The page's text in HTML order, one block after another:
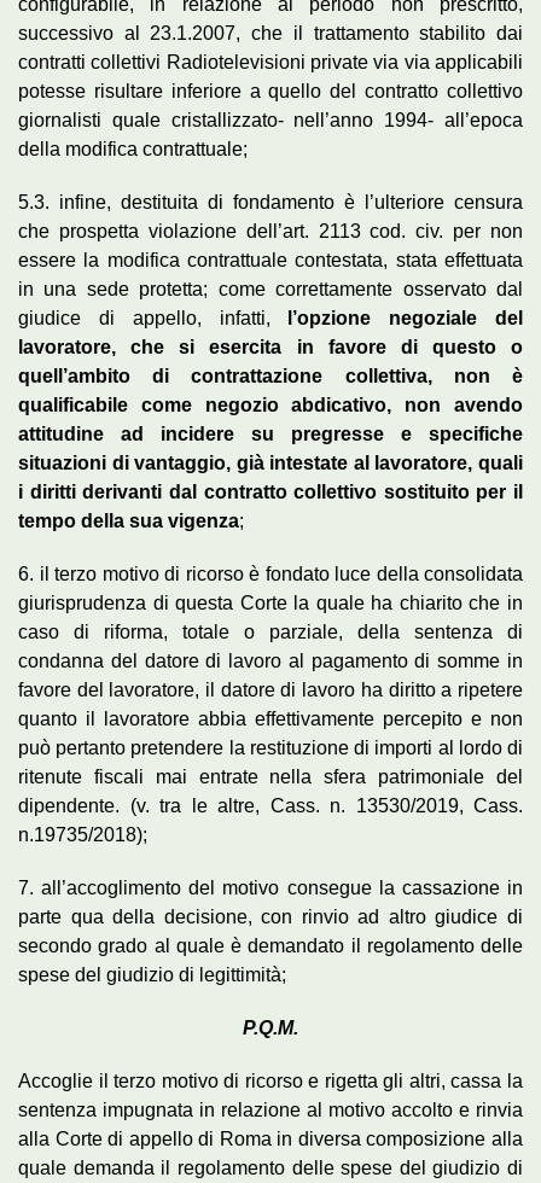
successivo al 23.1.2007, che il trattamento stabilito dai
contratti collettivi Radiotelevisioni private via via applicabili
potesse risultare inferiore a quello del contratto collettivo
giornalisti quale cristallizzato- nell’anno 1994- all’epoca
della modifica contrattuale;
5.3. infine, destituita di fondamento è l’ulteriore censura
che prospetta violazione dell’art. 2113 cod. civ. per non
essere la modifica contrattuale contestata, stata effettuata
in una sede protetta; come correttamente osservato dal
giudice di appello, infatti,
l’opzione negoziale del
lavoratore, che si esercita in favore di questo o
quell’ambito di contrattazione collettiva, non è
qualificabile come negozio abdicativo, non avendo
attitudine ad incidere su pregresse e specifiche
situazioni di vantaggio, già intestate al lavoratore, quali
i diritti derivanti dal contratto collettivo sostituito per il
tempo della sua vigenza;
6. il terzo motivo di ricorso è fondato luce della consolidata
giurisprudenza di questa Corte la quale ha chiarito che in
caso di riforma, totale o parziale, della sentenza di
condanna del datore di lavoro al pagamento di somme in
favore del lavoratore, il datore di lavoro ha diritto a ripetere
quanto il lavoratore abbia effettivamente percepito e non
può pertanto pretendere la restituzione di importi al lordo di
ritenute fiscali mai entrate nella sfera patrimoniale del
dipendente. (v. tra le altre, Cass. n. 13530/2019, Cass.
n.19735/2018);
7. all’accoglimento del motivo consegue la cassazione in
parte qua della decisione, con rinvio ad altro giudice di
secondo grado al quale è demandato il regolamento delle
spese del giudizio di legittimità;
P.Q.M.
Accoglie il terzo motivo di ricorso e rigetta gli altri, cassa la
sentenza impugnata in relazione al motivo accolto e rinvia
alla Corte di appello di Roma in diversa composizione alla
quale demanda il regolamento delle spese del giudizio di